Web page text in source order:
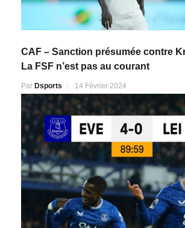
CAF – Sanction présumée contre
La FSF n’est pas au courant
Par Dsports 14 Février 2024